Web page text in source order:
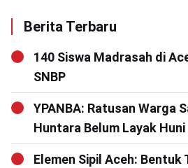
Berita Terbaru
140 Siswa Madrasah di
SNBP
YPANBA: Ratusan Warga
Huntara Belum Layak Huni
Elemen Sipil Aceh: Bentuk